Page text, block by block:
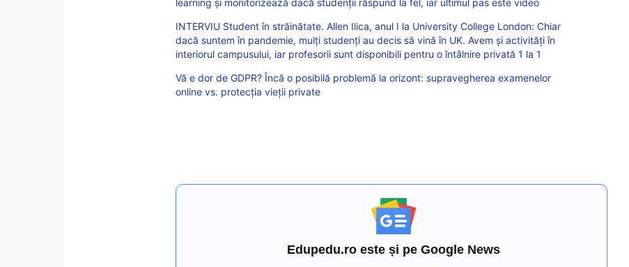
learning și monitorizează dacă studenții răspund la fel, iar ultimul pas este video
INTERVIU Student în străinătate. Allen Ilica, anul I la University College London: Chiar
dacă suntem în pandemie, mulți studenți au decis să vină în UK. Avem și activități în
interiorul campusului, iar profesorii sunt disponibili pentru o întâlnire privată 1 la 1
Vă e dor de GDPR? Încă o posibilă problemă la orizont: supravegherea examenelor
online vs. protecția vieții private
Edupedu.ro este și pe Google News